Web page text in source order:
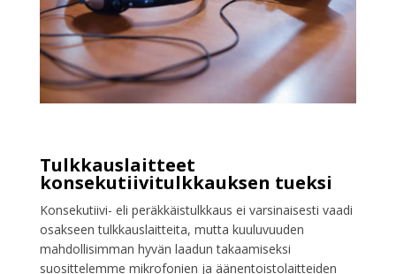
Tulkkauslaitteet
konsekutiivitulkkauksen tueksi
Konsekutiivi- eli peräkkäistulkkaus ei varsinaisesti vaadi
osakseen tulkkauslaitteita, mutta kuuluvuuden
mahdollisimman hyvän laadun takaamiseksi
suosittelemme mikrofonien ja äänentoistolaitteiden